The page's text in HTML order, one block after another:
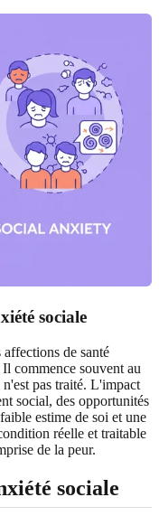
sociale
de santé
commence souvent au
pas traité. L'impact
social, des opportunités
estime de soi et une
réelle et traitable
de la peur.
sociale